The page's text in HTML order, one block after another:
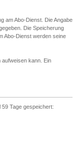
am Abo-Dienst. Die Angabe
Die Speicherung
Abo-Dienst werden seine
kann. Ein
Tage gespeichert: